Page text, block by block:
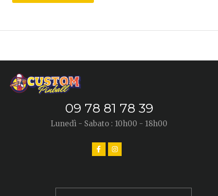
09 78 81 78 39
Lunedì - Sabato : 10h00 - 18h00